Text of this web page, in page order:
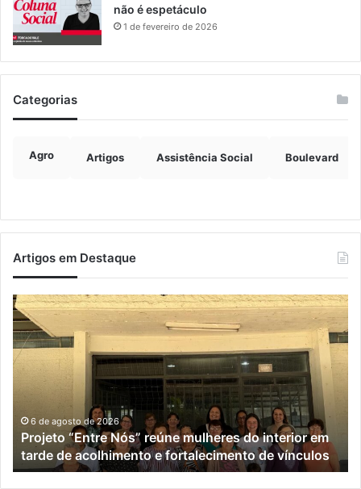
não é espetáculo
1 de fevereiro de 2026
Categorias
Agro Artigos Assistência Social Boulevard
Artigos em Destaque
Projeto
“Entre
Nós”
reúne
mulheres
em
tarde
de
acolhimento
6 de agosto de 2026
Projeto “Entre Nós” reúne mulheres do interior em
tarde de acolhimento e fortalecimento de vínculos
e